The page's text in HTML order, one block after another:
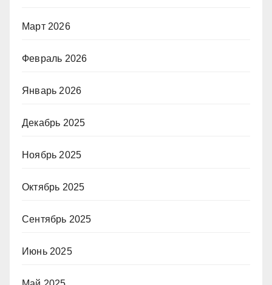
Март 2026
Февраль 2026
Январь 2026
Декабрь 2025
Ноябрь 2025
Октябрь 2025
Сентябрь 2025
Июнь 2025